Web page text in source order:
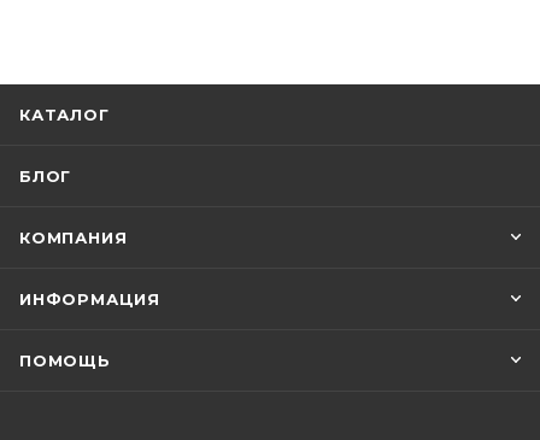
КАТАЛОГ
БЛОГ
КОМПАНИЯ
ИНФОРМАЦИЯ
ПОМОЩЬ